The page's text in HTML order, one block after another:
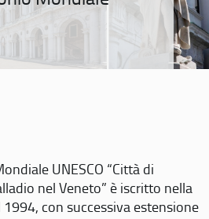
UNESCO “Città di
nel Veneto” è iscritto nella
con successiva estensione